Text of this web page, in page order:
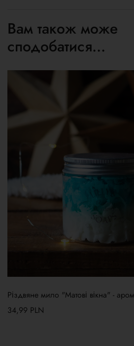
Вам також може
сподобатися…
Різдвяне мило "Матові вікна" -
34,99 PLN